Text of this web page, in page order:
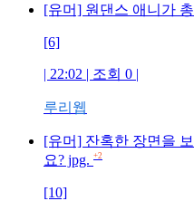
[유머] 원댄스 애니가
[6]
| 22:02 | 조회 0 |
루리웹
[유머] 잔혹한 장면을
요? jpg. +2
[10]